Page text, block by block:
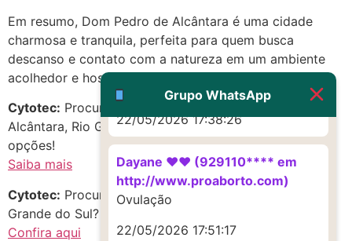
Em resumo, Dom Pedro de Alcântara é uma cidade
charmosa e tranquila, perfeita para quem busca
descanso e contato com a natureza em um ambiente
acolhedor e hospitaleiro.
Cytotec: Procurando abort1vo em Dom Pedro de
Alcântara, Rio Grande do Sul? Confira as melhores
opções!
Saiba mais
Cytotec: Procurando Misoprostol no estado de Rio
Grande do Sul? Descubra oportunidades incríveis!
Confira aqui
Grupo WhatsApp
G (1199866**** em
http://www.proaborto.com)
Muito obrigadaaaaa
22/05/2026 17:38:26
Dayane ♥️♥️ (929110**** em
http://www.proaborto.com)
Ovulação
22/05/2026 17:51:17